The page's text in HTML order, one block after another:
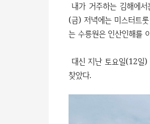
내가 거주하는 김해에
(금) 저녁에는 미스터트
는 수릉원은 인산인해를
대신 지난 토요일(12일)
찾았다.